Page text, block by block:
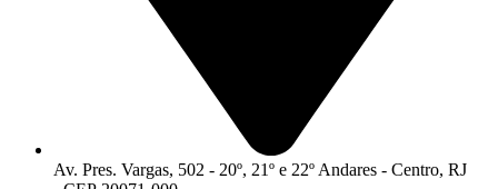
Av. Pres. Vargas, 502 - 20º, 21º e 22º Andares - Centro, RJ